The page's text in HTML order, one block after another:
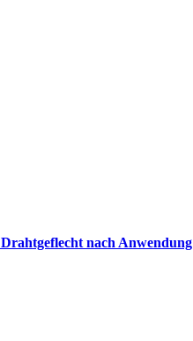
Drahtgeflecht nach Anwendung